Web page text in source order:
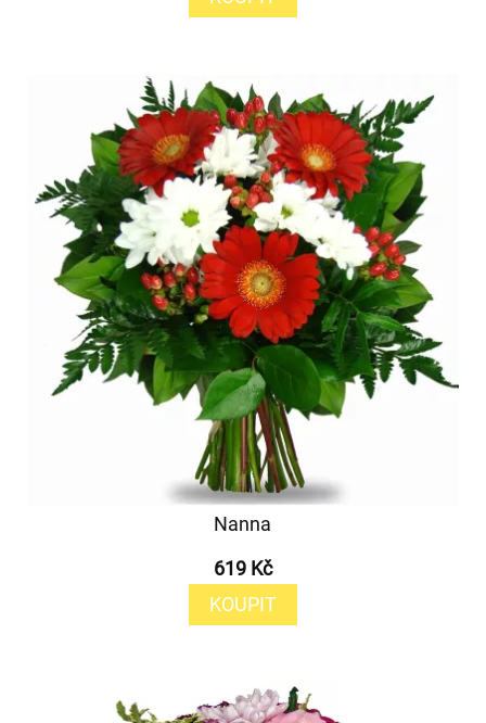
Nanna
619 Kč
KOUPIT